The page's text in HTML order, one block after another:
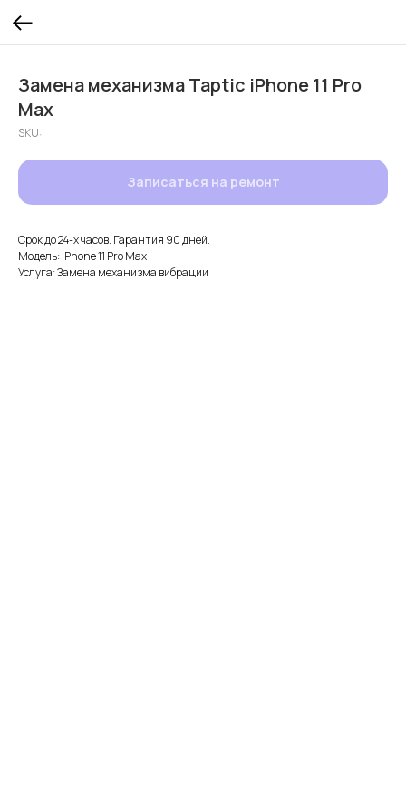
Замена механизма Taptic iPhone 11 Pro
Max
SKU:
Записаться на ремонт
Срок до 24-х часов. Гарантия 90 дней.
Модель: iPhone 11 Pro Max
Услуга: Замена механизма вибрации